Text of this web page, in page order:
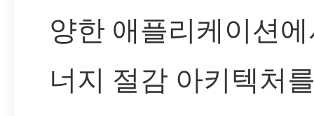
양한 애플리케이션
너지 절감 아키텍처